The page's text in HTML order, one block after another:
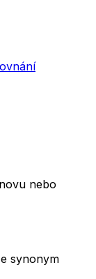
nebo
synonym